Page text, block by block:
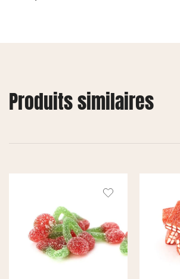
Produits similaires